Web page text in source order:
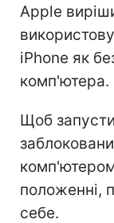
Apple
iPhone як
комп'ютера.
Щоб
положенні,
себе.